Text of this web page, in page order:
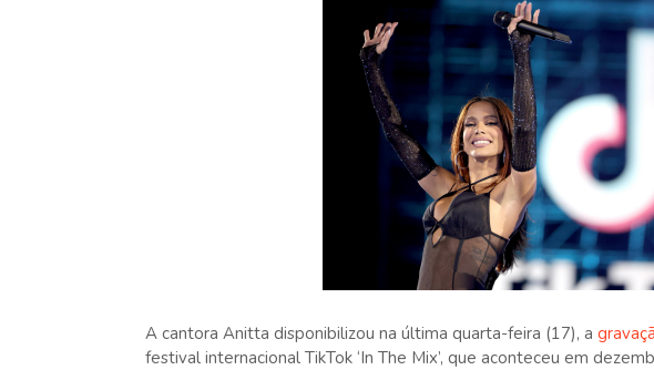
A cantora Anitta disponibilizou na última quarta-feira (17), a
festival internacional TikTok ‘In The Mix’, que aconteceu em